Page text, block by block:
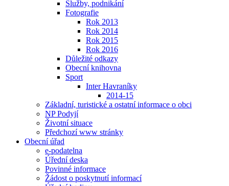
Služby, podnikání
Fotografie
Rok 2013
Rok 2014
Rok 2015
Rok 2016
Důležité odkazy
Obecní knihovna
Sport
Inter Havraníky
2014-15
Základní, turistické a ostatní informace o obci
NP Podyjí
Životní situace
Předchozí www stránky
Obecní úřad
e-podatelna
Úřední deska
Povinné informace
Žádost o poskytnutí informací